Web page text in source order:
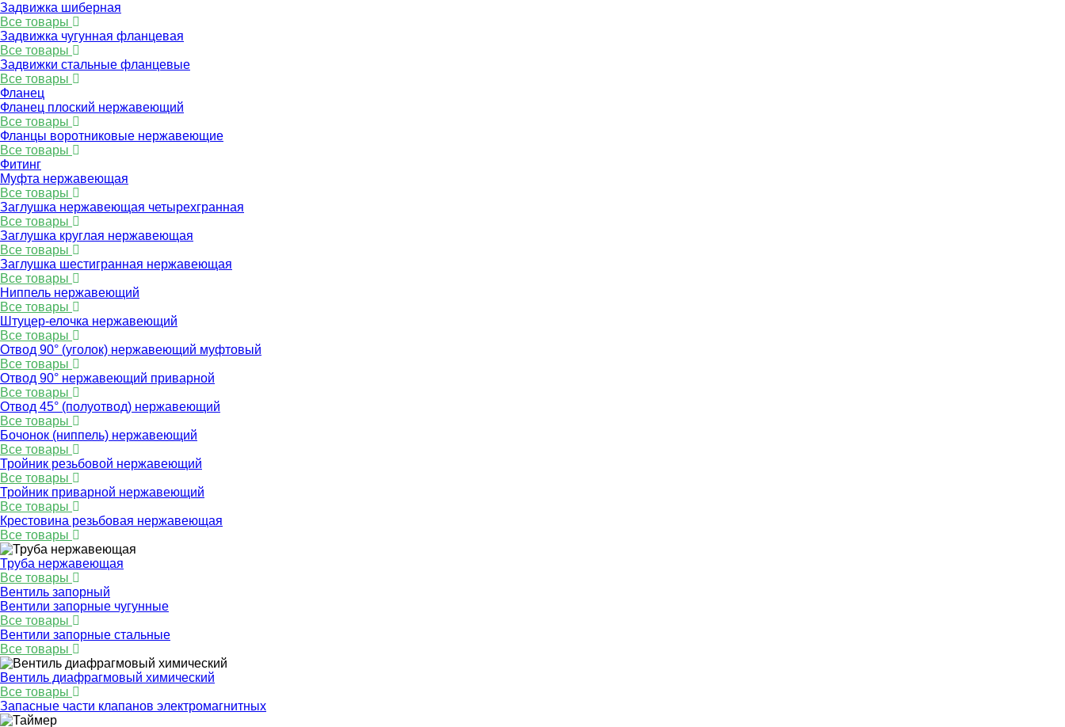
Задвижка шиберная
Все товары
Задвижка чугунная фланцевая
Все товары
Задвижки стальные фланцевые
Все товары
Фланец
Фланец плоский нержавеющий
Все товары
Фланцы воротниковые нержавеющие
Все товары
Фитинг
Муфта нержавеющая
Все товары
Заглушка нержавеющая четырехгранная
Все товары
Заглушка круглая нержавеющая
Все товары
Заглушка шестигранная нержавеющая
Все товары
Ниппель нержавеющий
Все товары
Штуцер-елочка нержавеющий
Все товары
Отвод 90° (уголок) нержавеющий муфтовый
Все товары
Отвод 90° нержавеющий приварной
Все товары
Отвод 45° (полуотвод) нержавеющий
Все товары
Бочонок (ниппель) нержавеющий
Все товары
Тройник резьбовой нержавеющий
Все товары
Тройник приварной нержавеющий
Все товары
Крестовина резьбовая нержавеющая
Все товары
Труба нержавеющая
Все товары
Вентиль запорный
Вентили запорные чугунные
Все товары
Вентили запорные стальные
Все товары
Вентиль диафрагмовый химический
Все товары
Запасные части клапанов электромагнитных